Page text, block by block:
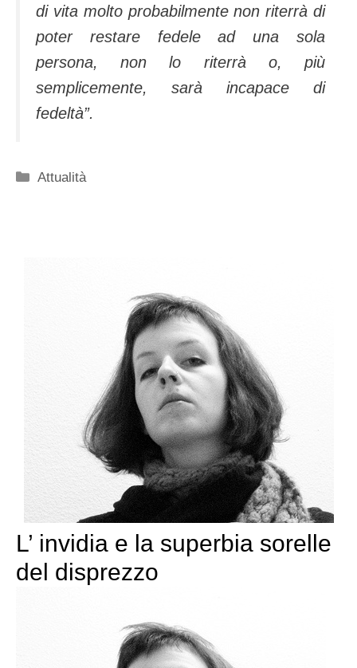
di vita molto probabilmente non riterrà di
poter restare fedele ad una sola
persona, non lo riterrà o, più
semplicemente, sarà incapace di
fedeltà”.
Categorie
Attualità
L’ invidia e la superbia sorelle
del disprezzo